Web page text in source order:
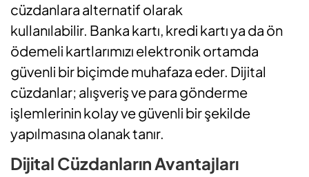
cüzdanlara alternatif olarak
kullanılabilir. Banka kartı, kredi kartı ya da ön
ödemeli kartlarımızı elektronik ortamda
güvenli bir biçimde muhafaza eder. Dijital
cüzdanlar; alışveriş ve para gönderme
işlemlerinin kolay ve güvenli bir şekilde
yapılmasına olanak tanır.
Dijital Cüzdanların Avantajları